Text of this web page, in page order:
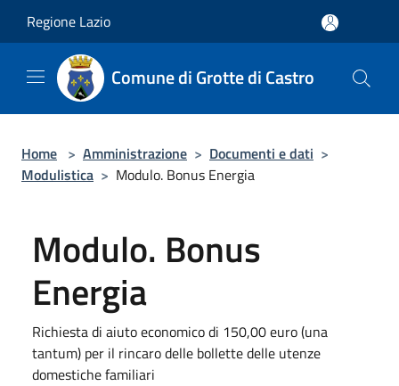
Regione Lazio
Comune di Grotte di Castro
Home > Amministrazione > Documenti e dati >
Modulistica > Modulo. Bonus Energia
Modulo. Bonus
Energia
Richiesta di aiuto economico di 150,00 euro (una
tantum) per il rincaro delle bollette delle utenze
domestiche familiari